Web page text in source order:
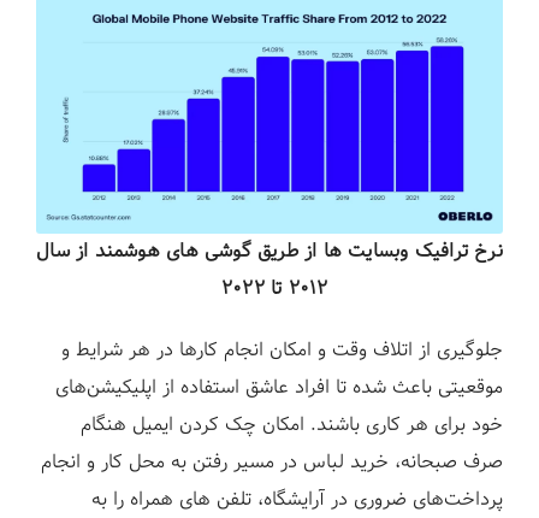
نرخ ترافیک وبسایت ها از طریق گوشی های هوشمند از سال
۲۰۱۲ تا ۲۰۲۲
جلوگیری از اتلاف وقت و امکان انجام کارها در هر شرایط و
موقعیتی باعث شده تا افراد عاشق استفاده از اپلیکیشن‌های
خود برای هر کاری باشند. امکان چک کردن ایمیل هنگام
صرف صبحانه، خرید لباس در مسیر رفتن به محل کار و انجام
پرداخت‌های ضروری در آرایشگاه، تلفن های همراه را به